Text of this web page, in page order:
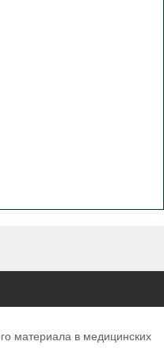
материала в медицинских